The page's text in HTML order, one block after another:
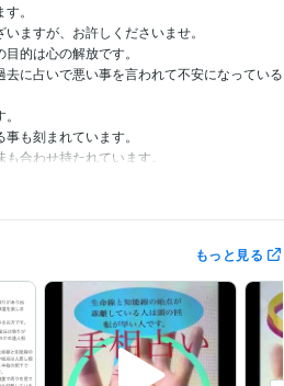
。
ますが、お許しくださいませ。
的は心の解放です。
に占いで悪い事を言われて不安になっている
も刻まれています。
合わせ持たれています。
す。
思われているかによって知る事になります。
を掬い上げてくれる手段です。
験年数 : 30年
ント 経験年数 : 26年
もっと見る